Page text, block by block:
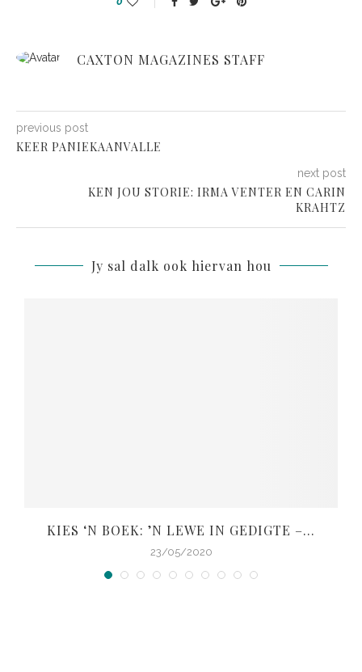
CAXTON MAGAZINES STAFF
previous post
KEER PANIEKAANVALLE
next post
KEN JOU STORIE: IRMA VENTER EN CARIN
KRAHTZ
Jy sal dalk ook hiervan hou
KIES ‘N BOEK: ’N LEWE IN GEDIGTE –...
23/05/2020